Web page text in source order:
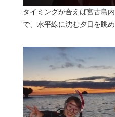
タイミングが合えば宮古島
で、水平線に沈む夕日を眺